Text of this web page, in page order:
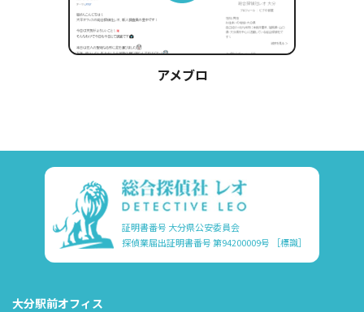
アメブロ
証明書番号 大分県公安委員会
探偵業届出証明書番号 第94200009号
［標識］
大分駅前オフィス